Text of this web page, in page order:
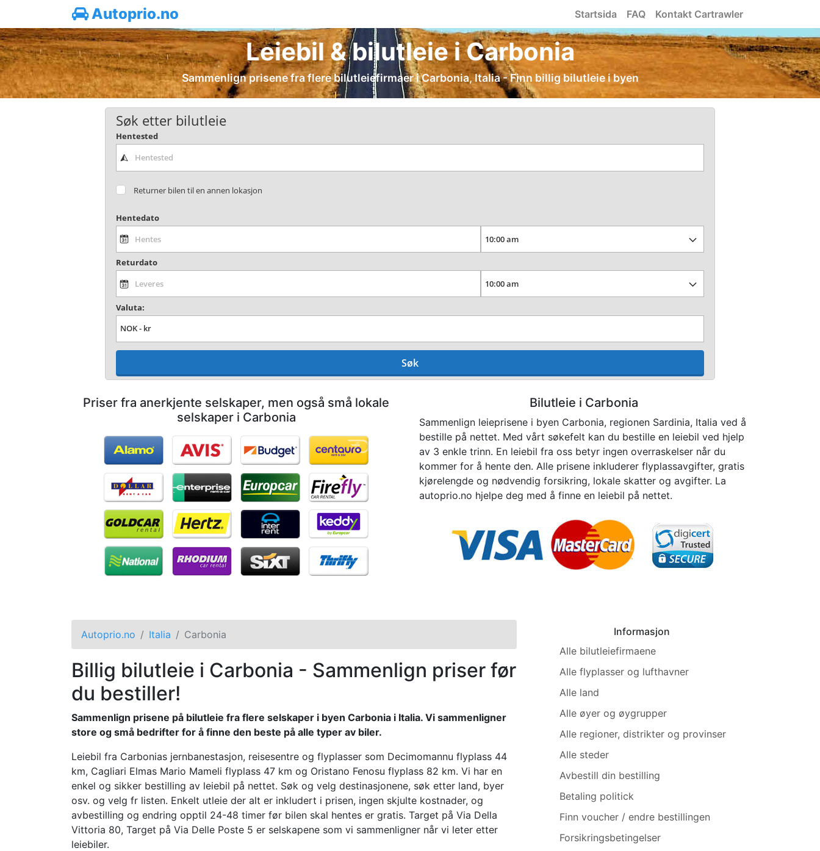
Autoprio.no Startsida FAQ Kontakt Cartrawler
Leiebil & bilutleie i Carbonia
Sammenlign prisene fra flere bilutleiefirmaer i Carbonia, Italia - Finn billig bilutleie i byen
Søk etter bilutleie
Hentested
Returner bilen til en annen lokasjon
Hentedato
Returdato
Valuta:
Søk
Priser fra anerkjente selskaper, men også små lokale
selskaper i Carbonia
Bilutleie i Carbonia
Sammenlign leieprisene i byen Carbonia, regionen Sardinia, Italia ved å
bestille på nettet. Med vårt søkefelt kan du bestille en leiebil ved hjelp
av 3 enkle trinn. En leiebil fra oss betyr ingen overraskelser når du
kommer for å hente den. Alle prisene inkluderer flyplassavgifter, gratis
kjørelengde og nødvendig forsikring, lokale skatter og avgifter. La
autoprio.no hjelpe deg med å finne en leiebil på nettet.
Autoprio.no Italia Carbonia
Billig bilutleie i Carbonia - Sammenlign priser før
du bestiller!
Sammenlign prisene på bilutleie fra flere selskaper i byen Carbonia i Italia. Vi sammenligner
store og små bedrifter for å finne den beste på alle typer av biler.
Leiebil fra Carbonias jernbanestasjon, reisesentre og flyplasser som Decimomannu flyplass 44
km, Cagliari Elmas Mario Mameli flyplass 47 km og Oristano Fenosu flyplass 82 km. Vi har en
enkel og sikker bestilling av leiebil på nettet. Søk og velg destinasjonene, søk etter land, byer
osv. og velg fr listen. Enkelt utleie der alt er inkludert i prisen, ingen skjulte kostnader, og
avbestilling og endring opptil 24-48 timer før bilen skal hentes er gratis. Target på Via Della
Vittoria 80, Target på Via Delle Poste 5 er selskapene som vi sammenligner når vi leter etter
leiebiler.
Informasjon
Alle bilutleiefirmaene
Alle flyplasser og lufthavner
Alle land
Alle øyer og øygrupper
Alle regioner, distrikter og provinser
Alle steder
Avbestill din bestilling
Betaling politick
Finn voucher / endre bestillingen
Forsikringsbetingelser